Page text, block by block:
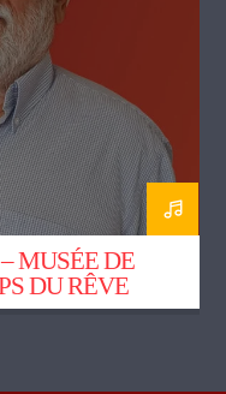
MUSÉE DE
DU RÊVE